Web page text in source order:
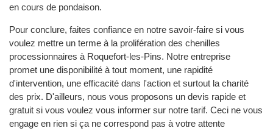
en cours de pondaison.
Pour conclure, faites confiance en notre savoir-faire si vous
voulez mettre un terme à la prolifération des chenilles
processionnaires à Roquefort-les-Pins. Notre entreprise
promet une disponibilité à tout moment, une rapidité
d'intervention, une efficacité dans l'action et surtout la charité
des prix. D'ailleurs, nous vous proposons un devis rapide et
gratuit si vous voulez vous informer sur notre tarif. Ceci ne vous
engage en rien si ça ne correspond pas à votre attente